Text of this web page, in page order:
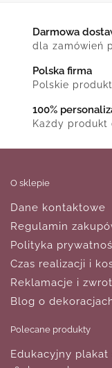
Darmowa
dla zamówień
Polska firma
Polskie
100%
Każdy produkt
O sklepie
Dane kontaktowe
Regulamin
Polityka
Czas realizacji i
Reklamacje i
Blog o
Polecane produkty
Edukacyjny